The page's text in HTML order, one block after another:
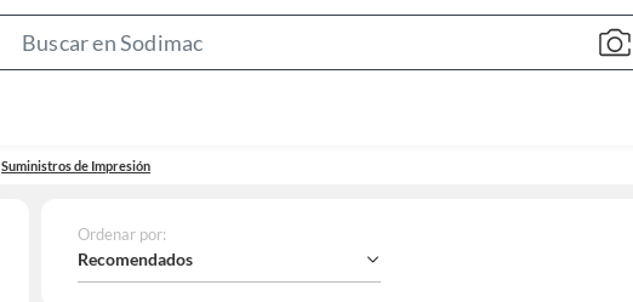
Bar
Suministros de Impresión
Ordenar por:
Recomendados